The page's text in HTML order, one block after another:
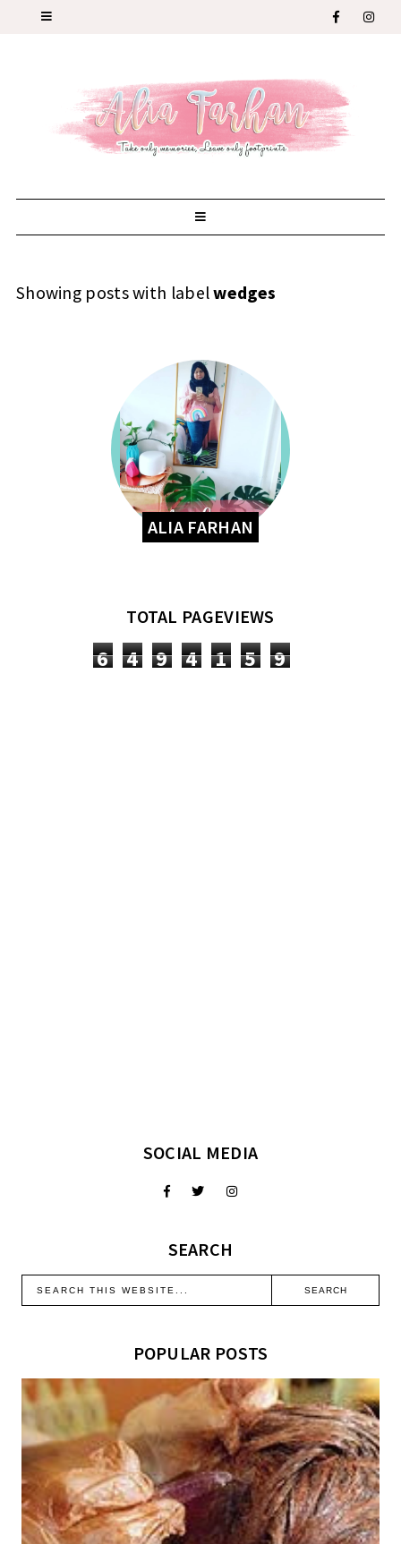
Showing posts with labelwedges
ALIA FARHAN
TOTAL PAGEVIEWS
6 4 9 4 1 5 9
SOCIAL MEDIA
SEARCH
POPULAR POSTS